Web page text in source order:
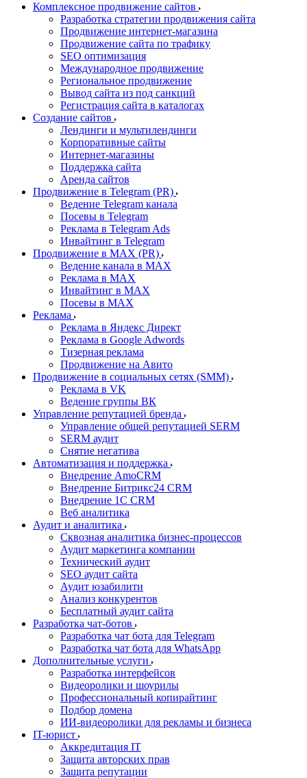
Комплексное продвижение сайтов
Разработка стратегии продвижения сайта
Продвижение интернет-магазина
Продвижение сайта по трафику
SEO оптимизация
Международное продвижение
Региональное продвижение
Вывод сайта из под санкций
Регистрация сайта в каталогах
Создание сайтов
Лендинги и мультилендинги
Корпоративные сайты
Интернет-магазины
Поддержка сайта
Аренда сайтов
Продвижение в Telegram (PR)
Ведение Telegram канала
Посевы в Telegram
Реклама в Telegram Ads
Инвайтинг в Telegram
Продвижение в MAX (PR)
Ведение канала в MAX
Реклама в MAX
Инвайтинг в MAX
Посевы в MAX
Реклама
Реклама в Яндекс Директ
Реклама в Google Adwords
Тизерная реклама
Продвижение на Авито
Продвижение в социальных сетях (SMM)
Реклама в VK
Ведение группы ВК
Управление репутацией бренда
Управление общей репутацией SERM
SERM аудит
Снятие негатива
Автоматизация и поддержка
Внедрение AmoCRM
Внедрение Битрикс24 CRM
Внедрение 1C CRM
Веб аналитика
Аудит и аналитика
Сквозная аналитика бизнес-процессов
Аудит маркетинга компании
Технический аудит
SEO аудит сайта
Аудит юзабилити
Анализ конкурентов
Бесплатный аудит сайта
Разработка чат-ботов
Разработка чат бота для Telegram
Разработка чат бота для WhatsApp
Дополнительные услуги
Разработка интерфейсов
Видеоролики и шоурилы
Профессиональный копирайтинг
Подбор домена
ИИ-видеоролики для рекламы и бизнеса
IT-юрист
Аккредитация IT
Защита авторских прав
Защита репутации